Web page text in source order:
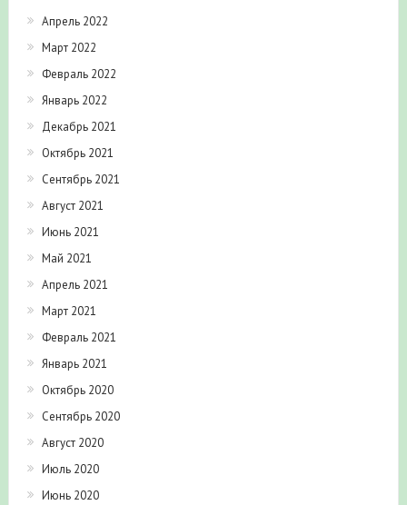
Апрель 2022
Март 2022
Февраль 2022
Январь 2022
Декабрь 2021
Октябрь 2021
Сентябрь 2021
Август 2021
Июнь 2021
Май 2021
Апрель 2021
Март 2021
Февраль 2021
Январь 2021
Октябрь 2020
Сентябрь 2020
Август 2020
Июль 2020
Июнь 2020